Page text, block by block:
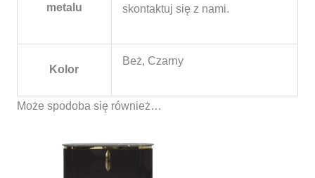
metalu
skontaktuj się z nami.
Kolor
Beż, Czarny
Może spodoba się również…